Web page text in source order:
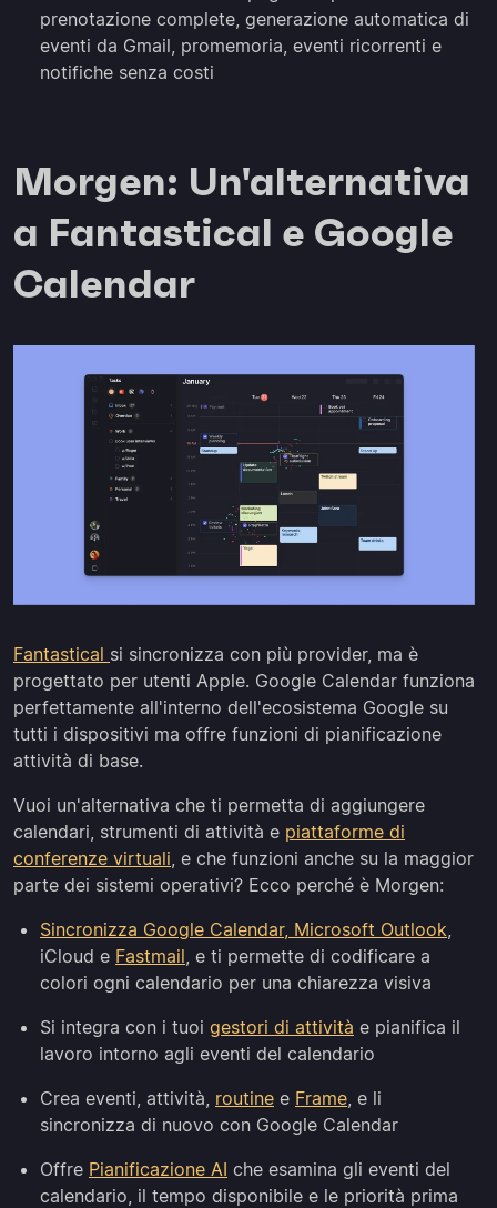
prenotazione complete, generazione automatica di
eventi da Gmail, promemoria, eventi ricorrenti e
notifiche senza costi
Morgen: Un'alternativa
a Fantastical e Google
Calendar
Fantastical si sincronizza con più provider, ma è
progettato per utenti Apple. Google Calendar funziona
perfettamente all'interno dell'ecosistema Google su
tutti i dispositivi ma offre funzioni di pianificazione
attività di base.
Vuoi un'alternativa che ti permetta di aggiungere
calendari, strumenti di attività e piattaforme di
conferenze virtuali , e che funzioni anche su la maggior
parte dei sistemi operativi? Ecco perché è Morgen:
Sincronizza Google Calendar, Microsoft Outlook
iCloud e Fastmail , e ti permette di codificare a
colori ogni calendario per una chiarezza visiva
Si integra con i tuoi gestori di attività e pianifica il
lavoro intorno agli eventi del calendario
Crea eventi, attività, routine e Frame , e li
sincronizza di nuovo con Google Calendar
Offre Pianificazione AI che esamina gli eventi del
calendario, il tempo disponibile e le priorità prima